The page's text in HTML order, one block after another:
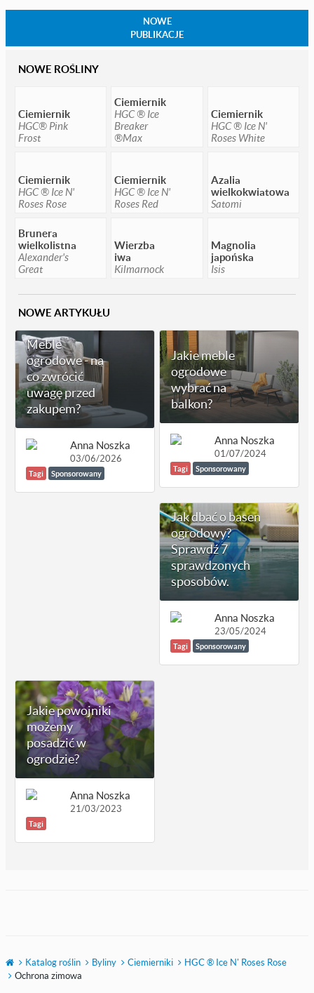
NOWE
PUBLIKACJE
NOWE ROŚLINY
Ciemiernik
HGC® Pink
Frost
Ciemiernik
HGC ® Ice
Breaker
®Max
Ciemiernik
HGC ® Ice N'
Roses White
Ciemiernik
HGC ® Ice N'
Roses Rose
Ciemiernik
HGC ® Ice N'
Roses Red
Azalia
wielkokwiatowa
Satomi
Brunera
wielkolistna
Alexander's
Great
Wierzba
iwa
Kilmarnock
Magnolia
japońska
Isis
NOWE ARTYKUŁU
Meble
ogrodowe - na
co zwrócić
uwagę przed
zakupem?
Anna Noszka
03/06/2026
Tagi Sponsorowany
Jakie meble
ogrodowe
wybrać na
balkon?
Anna Noszka
01/07/2024
Tagi Sponsorowany
Jak dbać o basen
ogrodowy?
Sprawdź 7
sprawdzonych
sposobów.
Anna Noszka
23/05/2024
Tagi Sponsorowany
Jakie powojniki
możemy
posadzić w
ogrodzie?
Anna Noszka
21/03/2023
Tagi
Katalog roślin Byliny Ciemierniki
HGC ® Ice N' Roses Rose
Ochrona zimowa